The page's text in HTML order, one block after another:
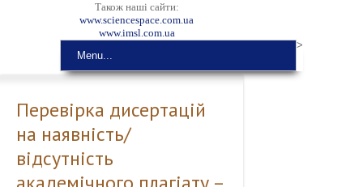
Також наші сайти:
www.sciencespace.com.ua
www.imsl.com.ua
Menu...
>
Перевірка дисертацій
на наявність/
відсутність